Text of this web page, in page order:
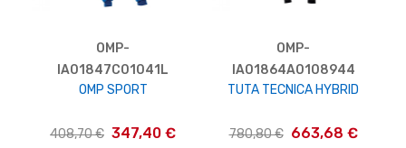
OMP-
IA01847C01041L
OMP SPORT
408,70 € 347,40 €
OMP-
IA01864A0108944
TUTA TECNICA HYBRID
780,80 € 663,68 €